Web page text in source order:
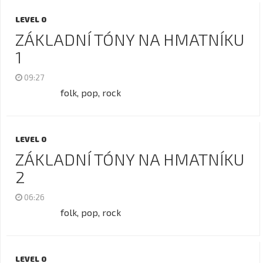
LEVEL 0
ZÁKLADNÍ TÓNY NA HMATNÍKU
1
09:27
folk, pop, rock
LEVEL 0
ZÁKLADNÍ TÓNY NA HMATNÍKU
2
06:26
folk, pop, rock
LEVEL 0